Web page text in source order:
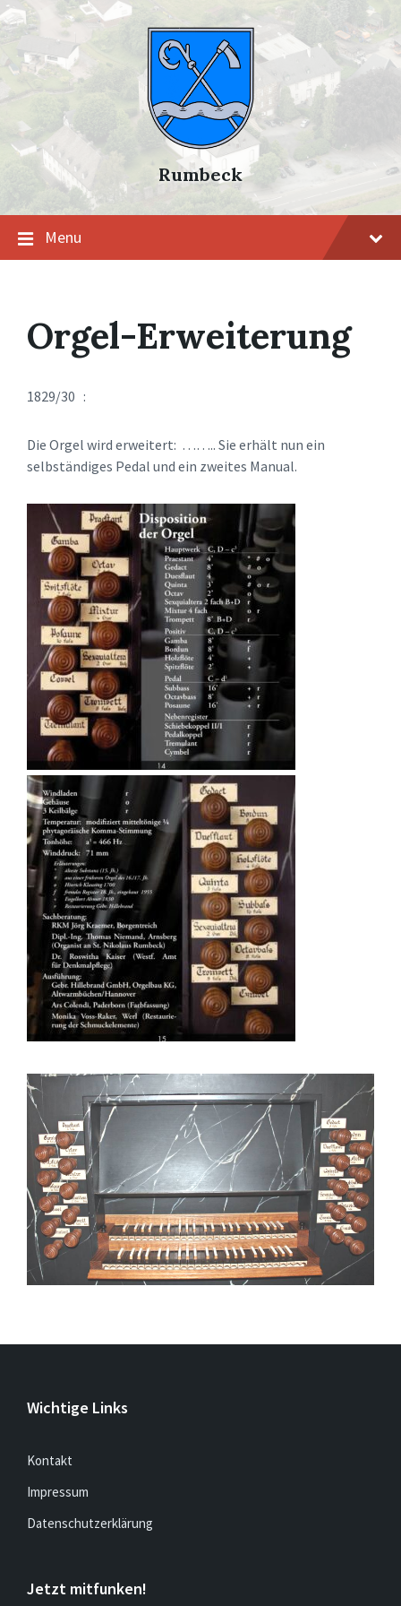
Skip
to
Skip
to
navigation
Skip
to
Rumbeck
Menu
Orgel-Erweiterung
1829/30 :
Die Orgel wird erweitert: …….. Sie erhält nun ein
selbständiges Pedal und ein zweites Manual.
Wichtige Links
Kontakt
Impressum
Datenschutzerklärung
Jetzt mitfunken!